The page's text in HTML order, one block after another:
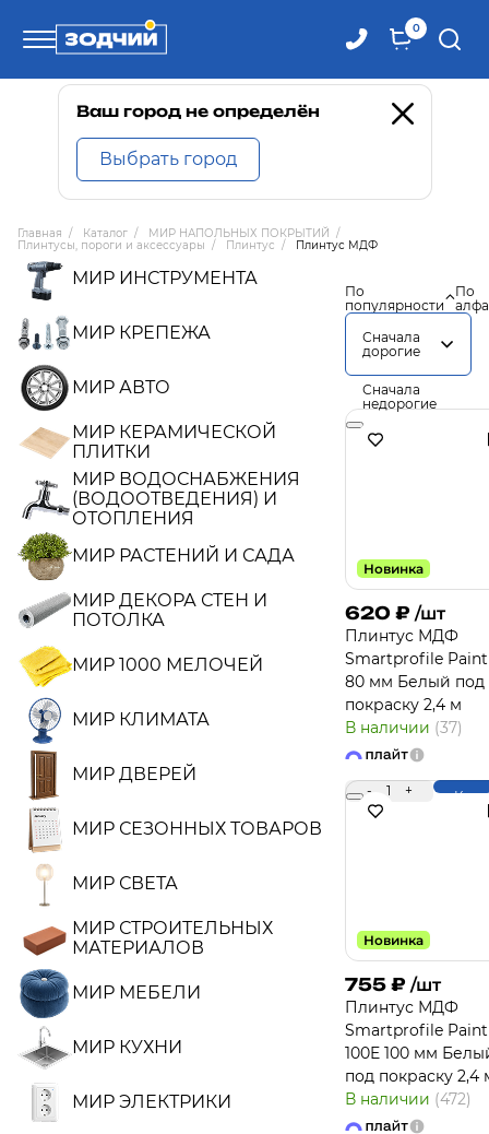
0
Телефоны
8 800 100-71-71
8 (4242) 30-00-27
8 (4242) 30-00-72
Ваш город не определён
Выбрать город
Главная / Каталог / МИР НАПОЛЬНЫХ ПОКРЫТИЙ /
Плинтусы, пороги и аксессуары / Плинтус / Плинтус МДФ
МИР ИНСТРУМЕНТА
МИР КРЕПЕЖА
МИР АВТО
МИР КЕРАМИЧЕСКОЙ
ПЛИТКИ
МИР ВОДОСНАБЖЕНИЯ
(ВОДООТВЕДЕНИЯ) И
ОТОПЛЕНИЯ
МИР РАСТЕНИЙ И САДА
МИР ДЕКОРА СТЕН И
ПОТОЛКА
МИР 1000 МЕЛОЧЕЙ
МИР КЛИМАТА
МИР ДВЕРЕЙ
МИР СЕЗОННЫХ ТОВАРОВ
МИР СВЕТА
МИР СТРОИТЕЛЬНЫХ
МАТЕРИАЛОВ
МИР МЕБЕЛИ
МИР КУХНИ
МИР ЭЛЕКТРИКИ
По
популярности
По
Сначала
дорогие
Сначала
недорогие
Новинка
620 ₽ /шт
Плинтус МДФ
Smartprofile
80 мм Белый под
покраску 2,4 м
В наличии (37)
- 1 +
Новинка
755 ₽ /шт
Плинтус МДФ
Smartprofile Paint
100E 100 мм
под покраску 2,4
В наличии (472)